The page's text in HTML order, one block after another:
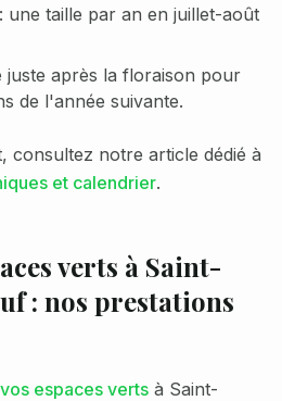
: une taille par an en juillet-août
juste après la floraison pour
de l'année suivante.
consultez notre article dédié à
et calendrier.
verts à Saint-
: nos prestations
espaces verts à Saint-